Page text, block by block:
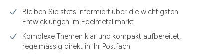
Bleiben Sie stets informiert über die wichtigsten
Entwicklungen im Edelmetallmarkt
Komplexe Themen klar und kompakt aufbereitet,
regelmässig direkt in Ihr Postfach